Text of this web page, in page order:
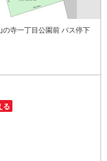
寺一丁目公園前 バス停下
る